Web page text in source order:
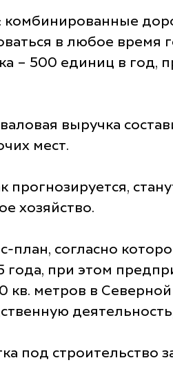
в любое
– 500 единиц в год,
выручка
мест.
прогнозируется,
хозяйство.
согласно
при этом
метров в
под строительство